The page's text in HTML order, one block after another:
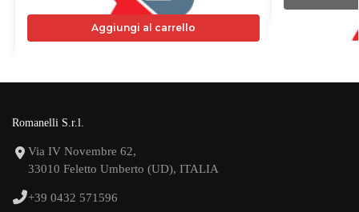
Aggiungi al carrello
Romanelli S.r.l.
Via IV Novembre 62,
33010 Feletto Umberto (UD), ITALIA
+39 0432 571596